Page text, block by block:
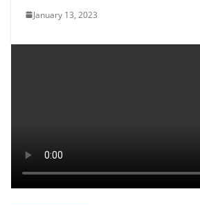
January 13, 2023